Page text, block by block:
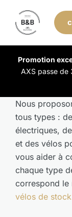
content
Vélos de stock
Nos magasins
L’expérience B&B
Promotion
AXS passe
Nous
tous types :
électriques,
et des vélos
vous aider à
chaque type
correspond le
vélos de stock